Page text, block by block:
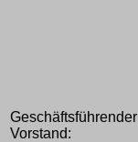
Geschäftsführender
Vorstand: